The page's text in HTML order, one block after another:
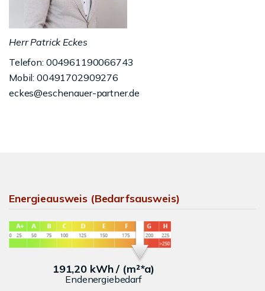
Herr Patrick Eckes
Telefon: 004961190066743
Mobil: 00491702909276
eckes@eschenauer-partner.de
Energieausweis (Bedarfsausweis)
191,20 kWh / (m²*a)
Endenergiebedarf